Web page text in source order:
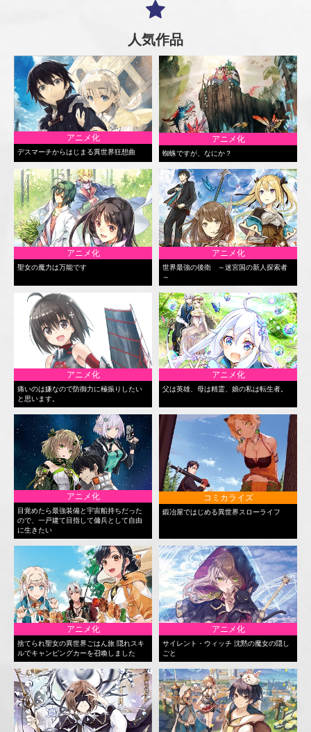
人気作品
アニメ化
デスマーチからはじまる異世界狂想曲
アニメ化
蜘蛛ですが、なにか？
アニメ化
聖女の魔力は万能です
アニメ化
世界最強の後衛 ～迷宮国の新人探索者
～
アニメ化
痛いのは嫌なので防御力に極振りしたい
と思います。
アニメ化
父は英雄、母は精霊、娘の私は転生者。
アニメ化
目覚めたら最強装備と宇宙船持ちだった
ので、一戸建て目指して傭兵として自由
に生きたい
コミカライズ
鍛冶屋ではじめる異世界スローライフ
アニメ化
捨てられ聖女の異世界ごはん旅 隠れスキ
ルでキャンピングカーを召喚しました
アニメ化
サイレント・ウィッチ 沈黙の魔女の隠し
ごと